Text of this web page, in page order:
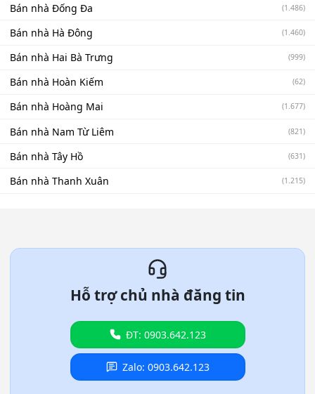
Bán nhà Đống Đa (1.486)
Bán nhà Hà Đông (1.460)
Bán nhà Hai Bà Trưng (999)
Bán nhà Hoàn Kiếm (62)
Bán nhà Hoàng Mai (1.677)
Bán nhà Nam Từ Liêm (821)
Bán nhà Tây Hồ (631)
Bán nhà Thanh Xuân (1.215)
Hỗ trợ chủ nhà đăng tin
ĐT: 0903.642.123
Zalo: 0903.642.123